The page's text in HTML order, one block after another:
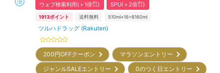
ウェブ検索利用(＋1倍㌽)
SPU(＋2倍㌽)
1913ポイント 送料無料 510ml×16=8160ml
ツルハドラッグ (Rakuten)
200円OFFクーポン
マラソンエントリー
ジャンルSALEエントリー
0のつく日エントリー